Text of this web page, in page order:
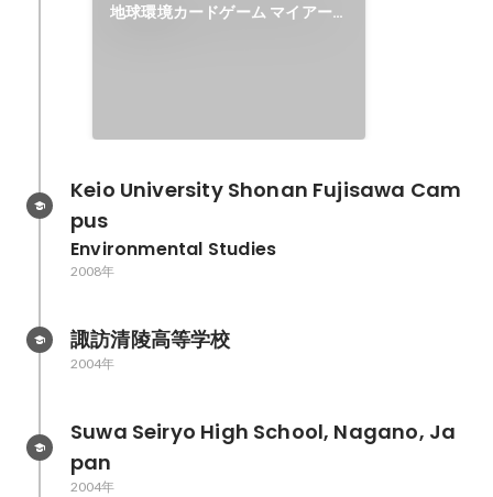
地球環境カードゲーム マイアー
Keio University Shonan Fujisawa Cam
pus
Environmental Studies
2008年
諏訪清陵高等学校
2004年
Suwa Seiryo High School, Nagano, Ja
pan
2004年